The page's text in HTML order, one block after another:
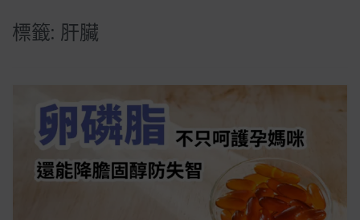
星巴克都用 OATLY 泡咖啡？市售燕麥奶大剖
無麩質食物清單一覽：燕麥、麵包還有餅乾，
早餐這樣料理最適合！
簡單料理
標籤: 肝臟